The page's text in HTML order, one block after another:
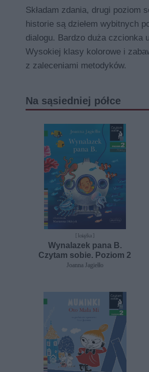
Składam zdania, drugi poziom
historie są dziełem wybitnych
dialogu. Bardzo duża czcionka
Wysokiej klasy kolorowe i
z zaleceniami metodyków.
Na sąsiedniej półce
[ książka ]
Wynalazek pana B.
Czytam sobie. Poziom 2
Joanna Jagiełło